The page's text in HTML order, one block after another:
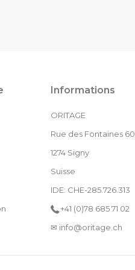
Informations
ORITAGE
Rue des Fontaines 60
1274 Signy
Suisse
IDE: CHE-285.726.313
+41 (0)78 685 71 02
✉ info@oritage.ch